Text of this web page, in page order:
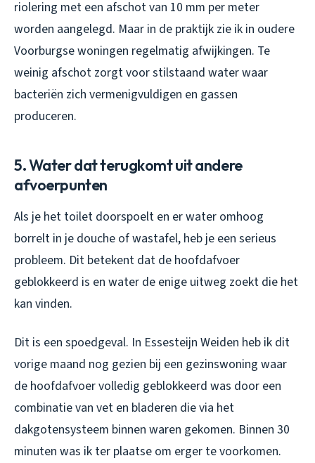
riolering met een afschot van 10 mm per meter
worden aangelegd. Maar in de praktijk zie ik in oudere
Voorburgse woningen regelmatig afwijkingen. Te
weinig afschot zorgt voor stilstaand water waar
bacteriën zich vermenigvuldigen en gassen
produceren.
5. Water dat terugkomt uit andere
afvoerpunten
Als je het toilet doorspoelt en er water omhoog
borrelt in je douche of wastafel, heb je een serieus
probleem. Dit betekent dat de hoofdafvoer
geblokkeerd is en water de enige uitweg zoekt die het
kan vinden.
Dit is een spoedgeval. In Essesteijn Weiden heb ik dit
vorige maand nog gezien bij een gezinswoning waar
de hoofdafvoer volledig geblokkeerd was door een
combinatie van vet en bladeren die via het
dakgotensysteem binnen waren gekomen. Binnen 30
minuten was ik ter plaatse om erger te voorkomen.